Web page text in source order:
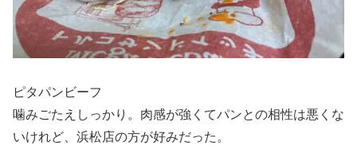
ピタパンビーフ
噛みごたえしっかり。肉感が強くてパンとの相性は悪くな
いけれど、浜松店の方が好みだった。